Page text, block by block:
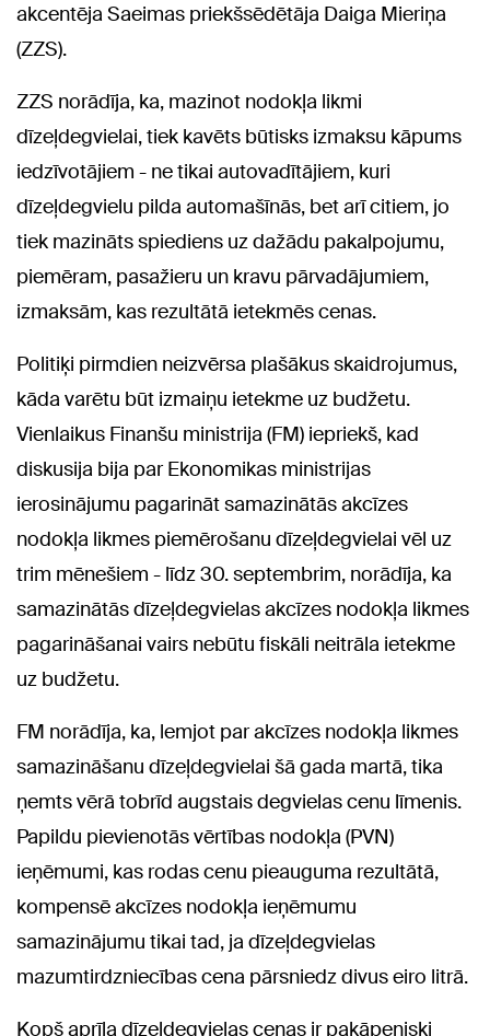
akcentēja Saeimas priekšsēdētāja Daiga Mieriņa
(ZZS).
ZZS norādīja, ka, mazinot nodokļa likmi
dīzeļdegvielai, tiek kavēts būtisks izmaksu kāpums
iedzīvotājiem - ne tikai autovadītājiem, kuri
dīzeļdegvielu pilda automašīnās, bet arī citiem, jo
tiek mazināts spiediens uz dažādu pakalpojumu,
piemēram, pasažieru un kravu pārvadājumiem,
izmaksām, kas rezultātā ietekmēs cenas.
Politiķi pirmdien neizvērsa plašākus skaidrojumus,
kāda varētu būt izmaiņu ietekme uz budžetu.
Vienlaikus Finanšu ministrija (FM) iepriekš, kad
diskusija bija par Ekonomikas ministrijas
ierosinājumu pagarināt samazinātās akcīzes
nodokļa likmes piemērošanu dīzeļdegvielai vēl uz
trim mēnešiem - līdz 30. septembrim, norādīja, ka
samazinātās dīzeļdegvielas akcīzes nodokļa likmes
pagarināšanai vairs nebūtu fiskāli neitrāla ietekme
uz budžetu.
FM norādīja, ka, lemjot par akcīzes nodokļa likmes
samazināšanu dīzeļdegvielai šā gada martā, tika
ņemts vērā tobrīd augstais degvielas cenu līmenis.
Papildu pievienotās vērtības nodokļa (PVN)
ieņēmumi, kas rodas cenu pieauguma rezultātā,
kompensē akcīzes nodokļa ieņēmumu
samazinājumu tikai tad, ja dīzeļdegvielas
mazumtirdzniecības cena pārsniedz divus eiro litrā.
Kopš aprīļa dīzeļdegvielas cenas ir pakāpeniski